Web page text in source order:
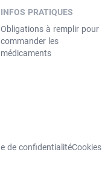
INFOS PRATIQUES
Obligations à remplir pour
commander les
médicaments
de confidentialitéCookies